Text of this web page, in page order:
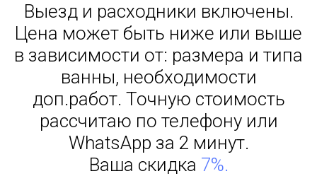
Выезд и расходники включены.
Цена может быть ниже или выше
в зависимости от: размера и типа
ванны, необходимости
доп.работ. Точную стоимость
рассчитаю по телефону или
WhatsApp за 2 минут.
Ваша скидка 7%.